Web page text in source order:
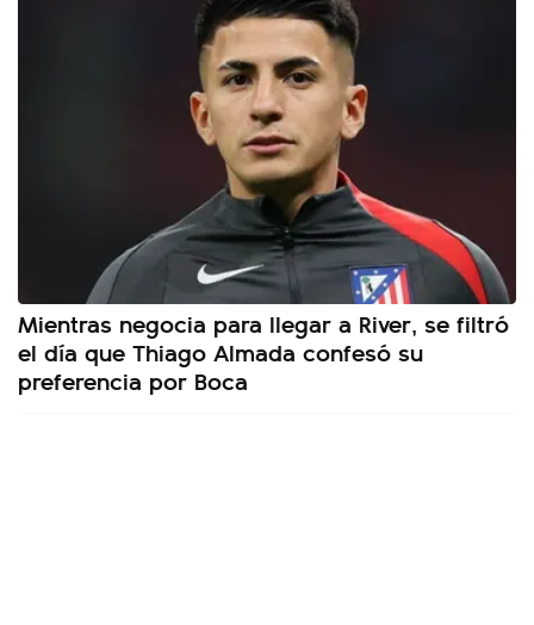
Mientras negocia para llegar a River, se filtró
el día que Thiago Almada confesó su
preferencia por Boca